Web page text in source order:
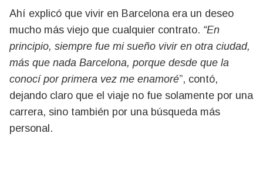
Ahí explicó que vivir en Barcelona era un deseo
mucho más viejo que cualquier contrato. “En
principio, siempre fue mi sueño vivir en otra ciudad,
más que nada Barcelona, porque desde que la
conocí por primera vez me enamoré”, contó,
dejando claro que el viaje no fue solamente por una
carrera, sino también por una búsqueda más
personal.